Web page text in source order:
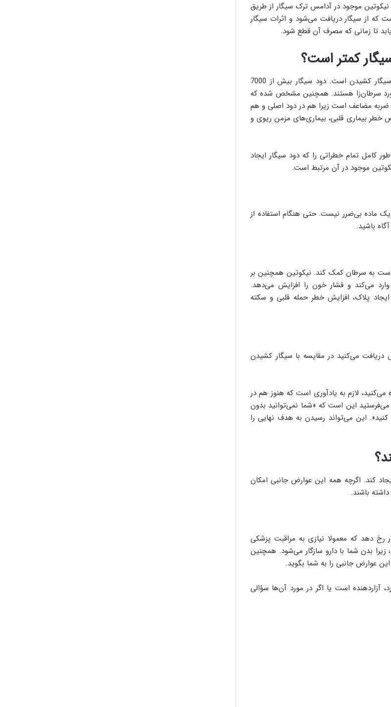
موجود در آدامس ترک سیگار از طریق
از سیگار دریافت می‌شود و اثرات سیگار
تا زمانی که مصرف آن قطع شود.
کمتر است؟
در ظاهر، جویدن چند تکه آدامس نیکوتینی در طول روز بسیار بهتر از سیگار کشیدن است. دود سیگار بیش از 7000
شیمیایی را در خود دارد. 250 مورد از آن‌ها سمی و بیش از 70 مورد سرطان‌زا هستند. همچنین مشخص شده که
مضاعف است زیرا هم در دود اصلی و هم
خطر بیماری قلبی، بیماری‌های مزمن ریوی و
کامل تمام خطراتی را که دود سیگار ایجاد
موجود در آن مرتبط است.
یک ماده بی‌ضرر نیست. حتی هنگام استفاده از
باشید.
است به سرطان کمک کند. نیکوتین همچنین بر
می‌کند و فشار خون را افزایش می‌دهد.
پلاک، افزایش خطر حمله قلبی و سکته
می‌کنید در مقایسه با سیگار کشیدن
می‌کنید، لازم به یادآوری است که هنوز هم در
این است که «شما نمی‌توانید بدون
کنید». این می‌تواند رسیدن به هدف نهایی را
کند. اگرچه همه این عوارض جانبی امکان
باشند.
دهد که معمولا نیازی به مراقبت پزشکی
بدن شما با دارو سازگار می‌شود. همچنین
عوارض جانبی را به شما بگوید.
آزاردهنده است یا اگر در مورد آن‌ها سؤالی